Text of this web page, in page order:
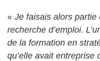
« Je faisais alors partie
recherche d’emploi.
de la formation en
qu’elle avait entreprise